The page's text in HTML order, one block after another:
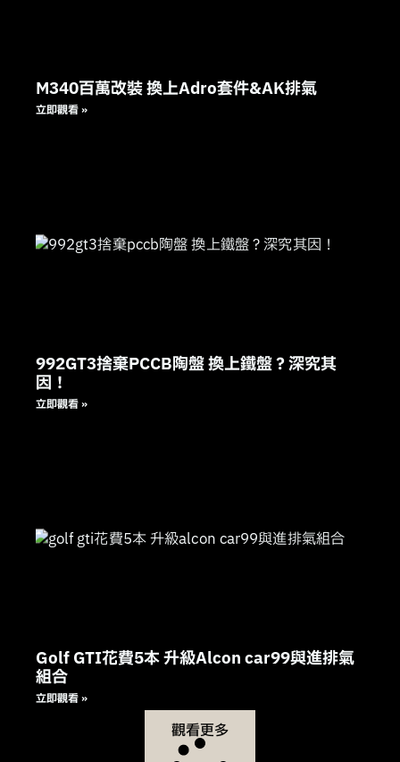
M340百萬改裝 換上Adro套件&AK排氣
立即觀看 »
992GT3捨棄PCCB陶盤 換上鐵盤？深究其
因！
立即觀看 »
Golf GTI花費5本 升級Alcon car99與進排氣
組合
立即觀看 »
觀看更多